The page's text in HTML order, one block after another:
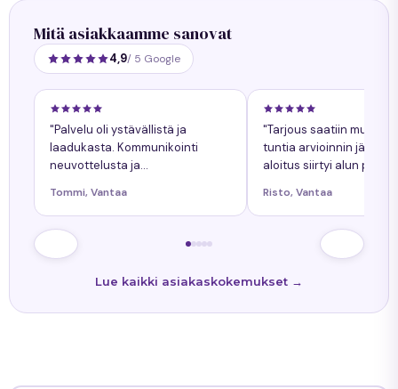
Mitä asiakkaamme sanovat
4,9/ 5 Google
"Palvelu oli ystävällistä ja
laadukasta. Kommunikointi
neuvottelusta ja
Kaikkiin kysymyksiin tuli
nopeasti vastaukset. Työn
lopputulos oli onnistunut."
Tommi, Vantaa
"Tarjous saatiin
tuntia arvioinnin
aloitus siirtyi alun perin
siitä oli ollut etukäteen
tiedossa."
Risto, Vantaa
Lue kaikki asiakaskokemukset →